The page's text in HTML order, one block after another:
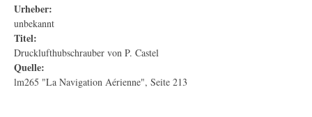
Urheber:
unbekannt
Titel:
Drucklufthubschrauber von P. Castel
Quelle:
lm265 "La Navigation Aérienne", Seite 213